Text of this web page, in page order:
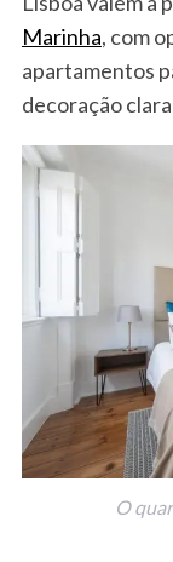
Marinha, com
apartamentos
decoração
O